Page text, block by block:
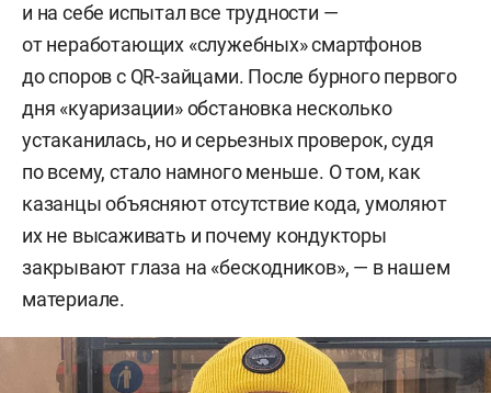
и на себе испытал все трудности —
от неработающих «служебных» смартфонов
до споров с QR-зайцами. После бурного первого
дня «куаризации» обстановка несколько
устаканилась, но и серьезных проверок, судя
по всему, стало намного меньше. О том, как
казанцы объясняют отсутствие кода, умоляют
их не высаживать и почему кондукторы
закрывают глаза на «бескодников», — в нашем
материале.